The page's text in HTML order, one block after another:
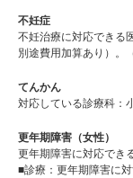
不妊症
不妊治療に対応できる
別途費用加算あり）。
てんかん
対応している診療科：
更年期障害（女性）
更年期障害に対応でき
■診療：更年期障害に